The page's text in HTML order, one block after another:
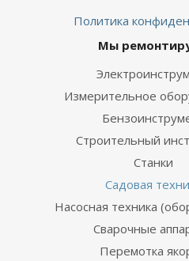
Политика
Мы
Измерительное
Строительный
Станки
Садовая
Насосная техника
Сварочные
Перемотка